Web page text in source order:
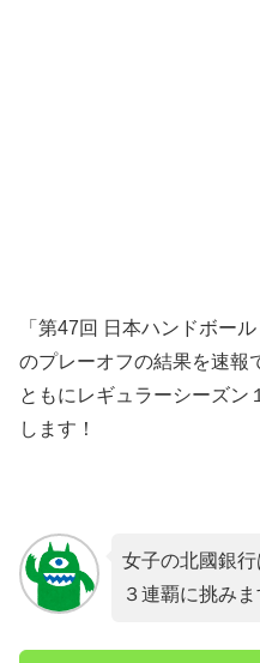
「第47回 日本ハンドボー
のプレーオフの結果を速
ともにレギュラーシーズン
します！
女子の北國銀
３連覇に挑みま